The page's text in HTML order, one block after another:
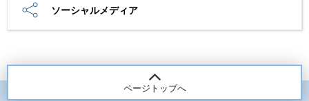
ソーシャルメディア
ページトップへ